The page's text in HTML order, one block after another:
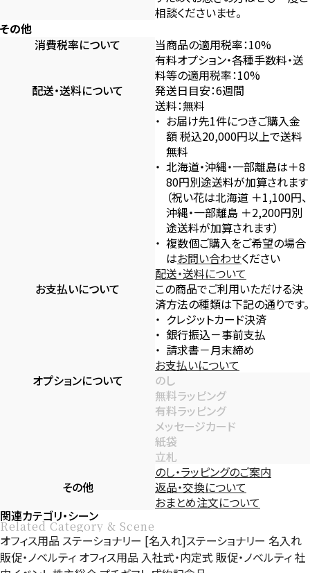
相談くださいませ。
その他
消費税率について
当商品の適用税率：10%
有料オプション・各種手数料・送
料等の適用税率：10%
配送・送料について
発送日目安：6週間
送料：無料
お届け先1件につきご購入金
額 税込20,000円以上で送料
無料
北海道・沖縄・一部離島は＋8
80円別途送料が加算されます
（祝い花は北海道 ＋1,100円、
沖縄・一部離島 ＋2,200円別
途送料が加算されます）
複数個ご購入をご希望の場合
はお問い合わせください
配送・送料について
お支払いについて
この商品でご利用いただける決
済方法の種類は下記の通りです。
クレジットカード決済
銀行振込－事前支払
請求書－月末締め
お支払いについて
オプションについて
のし
無料ラッピング
有料ラッピング
メッセージカード
紙袋
立札
のし・ラッピングのご案内
その他
返品・交換について
おまとめ注文について
関連カテゴリ・シーン
Related Category & Scene
オフィス用品 ステーショナリー [名入れ]ステーショナリー 名入れ
販促・ノベルティ オフィス用品 入社式・内定式 販促・ノベルティ社